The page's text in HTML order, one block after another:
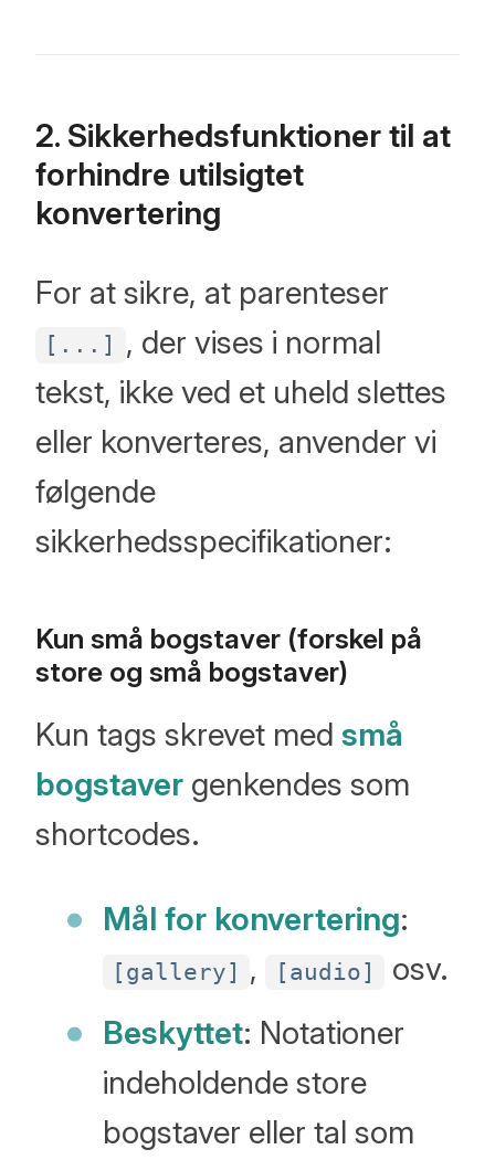
2. Sikkerhedsfunktioner til at
forhindre utilsigtet
konvertering
For at sikre, at parenteser
[...]
, der vises i normal
tekst, ikke ved et uheld slettes
eller konverteres, anvender vi
følgende
sikkerhedsspecifikationer:
Kun små bogstaver (forskel på
store og små bogstaver)
Kun tags skrevet med små
bogstaver genkendes som
shortcodes.
Mål for konvertering:
[gallery] , [audio]
osv.
Beskyttet: Notationer
indeholdende store
bogstaver eller tal som